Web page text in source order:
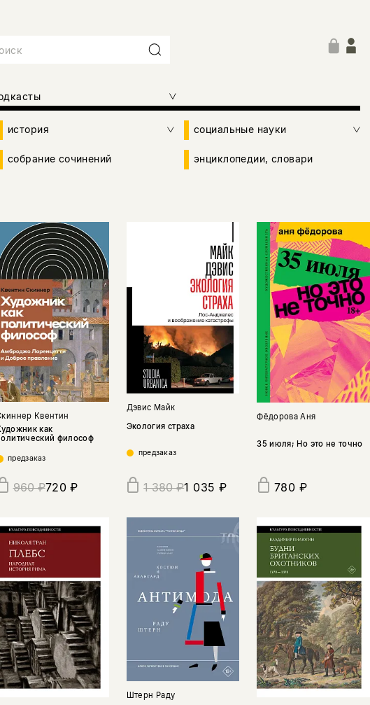
история социальные науки
собрание сочинений энциклопедии, словари
Квентин
как
философ
предзаказ
960 ₽720 ₽
Дэвис Майк
Экология страха
предзаказ
1 380 ₽1 035 ₽
Фёдорова Аня
35 июля; Но это не точно
780 ₽
Штерн Раду